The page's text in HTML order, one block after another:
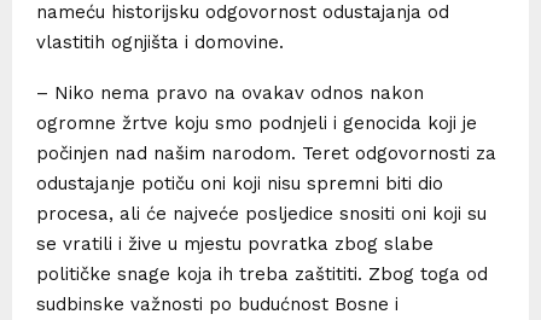
nameću historijsku odgovornost odustajanja od
vlastitih ognjišta i domovine.
– Niko nema pravo na ovakav odnos nakon
ogromne žrtve koju smo podnjeli i genocida koji je
počinjen nad našim narodom. Teret odgovornosti za
odustajanje potiču oni koji nisu spremni biti dio
procesa, ali će najveće posljedice snositi oni koji su
se vratili i žive u mjestu povratka zbog slabe
političke snage koja ih treba zaštititi. Zbog toga od
sudbinske važnosti po budućnost Bosne i